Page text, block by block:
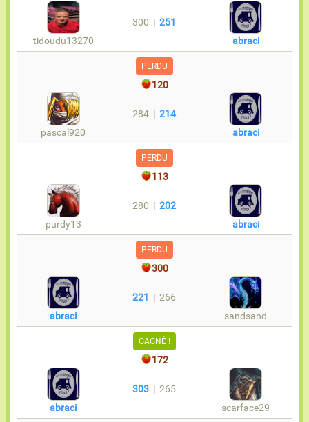
tidoudu13270
300 |251
abraci
PERDU
120
pascal920
284 |214
abraci
PERDU
113
purdy13
280 |202
abraci
PERDU
300
abraci
221 |266
sandsand
GAGNÉ !
172
abraci
303 |265
scarface29